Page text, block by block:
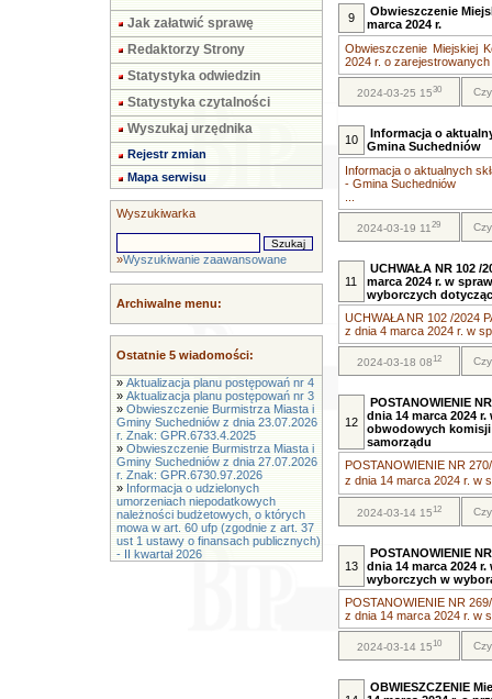
Jak załatwić sprawę
Redaktorzy Strony
Statystyka odwiedzin
Statystyka czytalności
Wyszukaj urzędnika
Rejestr zmian
Mapa serwisu
Wyszukiwarka
»Wyszukiwanie zaawansowane
Archiwalne menu:
Ostatnie 5 wiadomości:
» Aktualizacja planu postępowań nr 4
» Aktualizacja planu postępowań nr 3
» Obwieszczenie Burmistrza Miasta i
Gminy Suchedniów z dnia 23.07.2026
r. Znak: GPR.6733.4.2025
» Obwieszczenie Burmistrza Miasta i
Gminy Suchedniów z dnia 27.07.2026
r. Znak: GPR.6730.97.2026
» Informacja o udzielonych
umorzeniach niepodatkowych
należności budżetowych, o których
mowa w art. 60 ufp (zgodnie z art. 37
ust 1 ustawy o finansach publicznych)
- II kwartał 2026
9
Obwieszczenie
marca 2024 r.
Obwieszczenie Miejskiej
2024 r. o zarejestrowanych
2024-03-25 1530
10
Informacja o
Gmina Suchedniów
Informacja o aktualnych
- Gmina Suchedniów
2024-03-19 1129
11
UCHWAŁA NR 102 /
marca 2024 r. w
wyborczych
UCHWAŁA NR 102 /2024
z dnia 4 marca 2024 r. w
2024-03-18 0812
12
POSTANOWIENIE
dnia 14 marca 2024
obwodowych
samorządu
POSTANOWIENIE NR
z dnia 14 marca 2024 r. w
2024-03-14 1512
13
POSTANOWIENIE
dnia 14 marca 2024
wyborczych w
POSTANOWIENIE NR
z dnia 14 marca 2024 r. w
2024-03-14 1510
OBWIESZCZENIE